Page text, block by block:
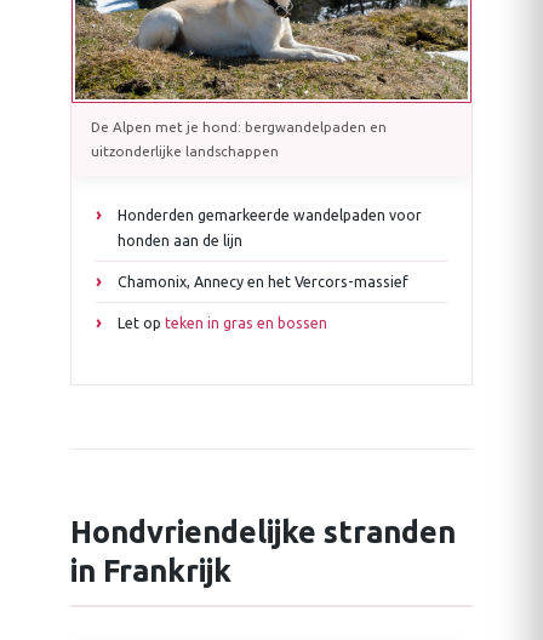
De Alpen met je hond: bergwandelpaden en
uitzonderlijke landschappen
Honderden gemarkeerde wandelpaden voor
honden aan de lijn
Chamonix, Annecy en het Vercors-massief
Let op teken in gras en bossen
Hondvriendelijke stranden
in Frankrijk